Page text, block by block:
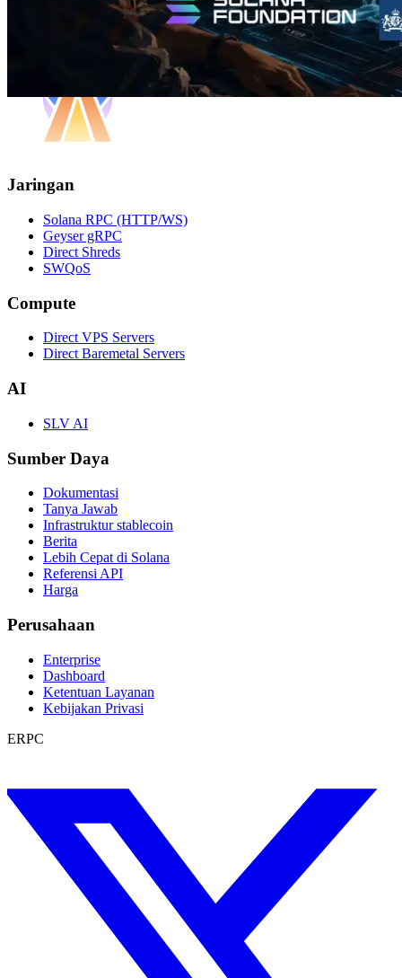
Jaringan
Solana RPC (HTTP/WS)
Geyser gRPC
Direct Shreds
SWQoS
Compute
Direct VPS Servers
Direct Baremetal Servers
AI
SLV AI
Sumber Daya
Dokumentasi
Tanya Jawab
Infrastruktur stablecoin
Berita
Lebih Cepat di Solana
Referensi API
Harga
Perusahaan
Enterprise
Dashboard
Ketentuan Layanan
Kebijakan Privasi
ERPC